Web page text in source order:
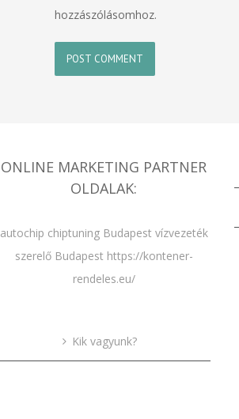
hozzászólásomhoz.
ONLINE MARKETING PARTNER
OLDALAK:
autochip chiptuning Budapest vízvezeték
szerelő Budapest https://kontener-
rendeles.eu/
Kik vagyunk?